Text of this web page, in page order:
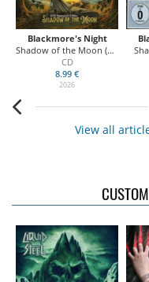
Blackmore's Night
Shadow of the Moon (25th Anniversary)
CD
8.99 €
2026
View all